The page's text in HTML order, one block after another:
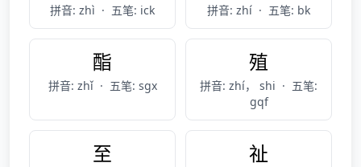
拼音: zhì · 五笔: ick 拼音: zhí · 五笔: bk
酯
拼音: zhǐ · 五笔: sgx
殖
拼音: zhí， shi · 五笔:
gqf
至 祉